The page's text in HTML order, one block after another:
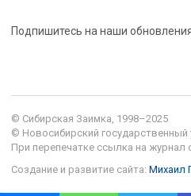
Подпишитесь на наши
© Сибирская Заимка, 1998–2025
© Новосибирский государственный
При перепечатке ссылка на журнал
Создание и развитие сайта: Михаил